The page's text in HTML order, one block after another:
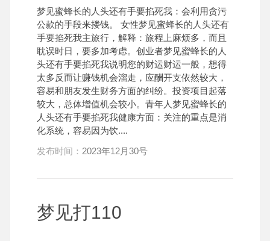
梦见蜜蜂长的人头还有手要掐死我：会利用贪污
公款的手段来搂钱。 女性梦见蜜蜂长的人头还有
手要掐死我主旅行，解释：旅程上麻烦多，而且
耽误时日，要多加考虑。创业者梦见蜜蜂长的人
头还有手要掐死我说明您的财运财运一般，想得
太多反而让赚钱机会溜走，应酬开支依然较大，
容易和朋友发生财务方面的纠纷。投资项目起落
较大，总体增值机会较小。青年人梦见蜜蜂长的
人头还有手要掐死我健康方面：关注的重点是消
化系统，容易因为饮....
发布时间： 2023年12月30号
梦见打110